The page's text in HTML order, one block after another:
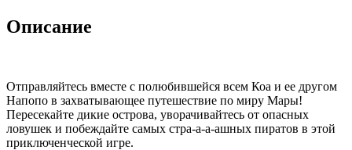
Описание
Отправляйтесь вместе с полюбившейся всем Коа и ее другом
Напопо в захватывающее путешествие по миру Мары!
Пересекайте дикие острова, уворачивайтесь от опасных
ловушек и побеждайте самых стра-а-а-ашных пиратов в этой
приключенческой игре.